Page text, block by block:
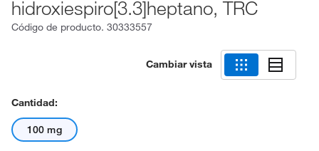
hidroxiespiro[3.3]heptano, TRC
Código de producto. 30333557
Cambiar vista
Cantidad:
100 mg